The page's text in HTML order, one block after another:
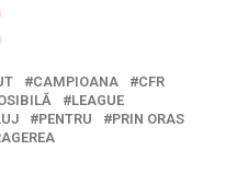
CAMPIOANA
CFR
LEAGUE
PENTRU
PRIN ORAS